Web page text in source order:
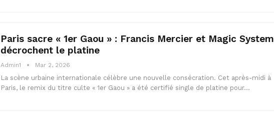
Paris sacre « 1er Gaou » : Francis Mercier et Magic System
décrochent le platine
Admin1 Mar 2, 2026
La scène urbaine internationale célèbre une nouvelle consécration. Cet après-midi à
Paris, le remix du titre culte « 1er Gaou » a été certifié single de platine pour…